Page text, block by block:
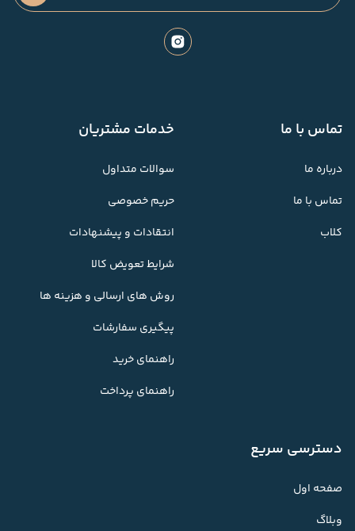
تماس با ما
درباره ما
تماس با ما
کلاب
خدمات مشتریان
سوالات متداول
حریم خصوصی
انتقادات و پیشنهادات
شرایط تعویض کالا
روش های ارسالی و هزینه ها
پیگیری سفارشات
راهنمای خرید
راهنمای پرداخت
دسترسی سریع
صفحه اول
وبلاگ